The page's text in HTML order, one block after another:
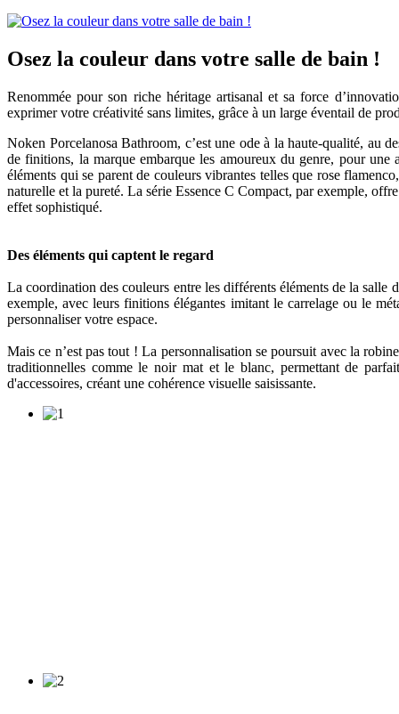
Osez la couleur dans votre salle de bain !
Renommée pour son riche héritage artisanal et sa force
exprimer votre créativité sans limites, grâce à un large éventail de
Noken Porcelanosa Bathroom, c’est une ode à la haute-qualité, au
de finitions, la marque embarque les amoureux du genre, pour une
éléments qui se parent de couleurs vibrantes telles que rose
naturelle et la pureté. La série Essence C Compact, par exemple,
effet sophistiqué.
Des éléments qui captent le regard
La coordination des couleurs entre les différents éléments de la salle
exemple, avec leurs finitions élégantes imitant le carrelage ou le
personnaliser votre espace.
Mais ce n’est pas tout ! La personnalisation se poursuit avec la
traditionnelles comme le noir mat et le blanc, permettant de
d'accessoires, créant une cohérence visuelle saisissante.